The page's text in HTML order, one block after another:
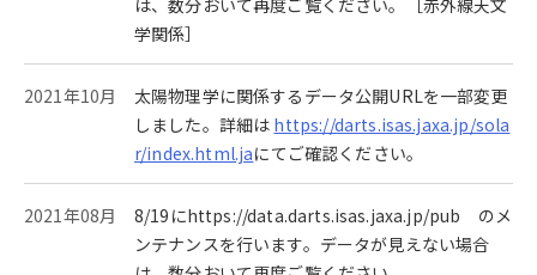
は、数分おいて再度ご覧ください。［赤外線天文
学関係］
2021年10月
太陽物理学に関係するデータ公開URLを一部変更
しました。詳細は https://darts.isas.jaxa.jp/sola
r/index.html.jaにてご確認ください。
2021年08月
8/19にhttps://data.darts.isas.jaxa.jp/pub のメ
ンテナンスを行います。データが見えない場合